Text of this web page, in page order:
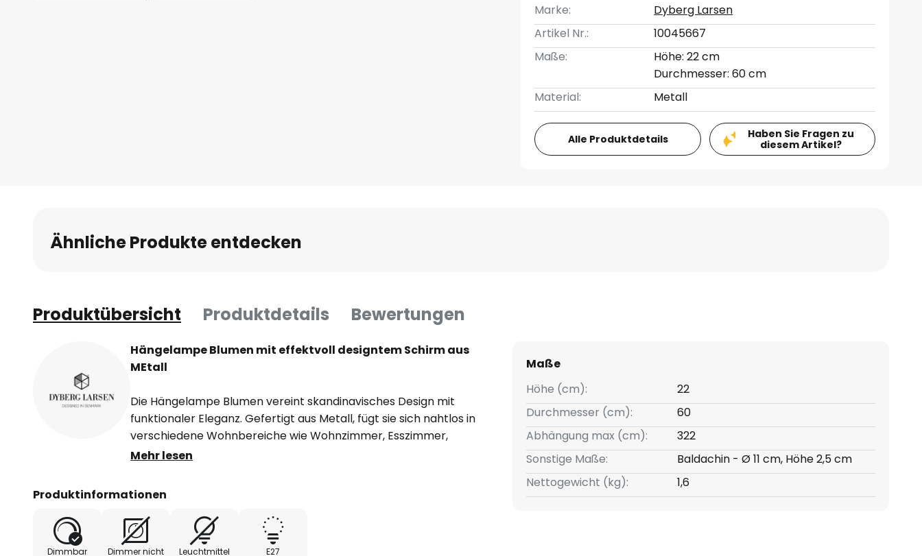
Marke:
Dyberg Larsen
Artikel Nr.:
10045667
Maße:
Höhe: 22 cm
Durchmesser: 60 cm
Material:
Metall
Alle Produktdetails
Haben Sie Fragen zu
diesem Artikel?
Ähnliche Produkte entdecken
Produktübersicht Produktdetails Bewertungen
Hängelampe Blumen mit effektvoll designtem Schirm aus
MEtall
Die Hängelampe Blumen vereint skandinavisches Design mit
funktionaler Eleganz. Gefertigt aus Metall, fügt sie sich nahtlos in
verschiedene Wohnbereiche wie Wohnzimmer, Esszimmer,
Flurbereich und Küche ein. Ihr zeitloses Design macht sie zu
Interieurs Akzente setzt.
Ein besonderes Merkmal dieser Hängelampe ist ihre
Dimmbarkeit, die über einen externen Dimmer ermöglicht wird.
Mehr lesen
Produktinformationen
Dimmbar
Dimmer nicht
Leuchtmittel
E27
Maße
Höhe (cm):
22
Durchmesser (cm):
60
Abhängung max (cm):
322
Sonstige Maße:
Baldachin - Ø 11 cm, Höhe 2,5 cm
Nettogewicht (kg):
1,6